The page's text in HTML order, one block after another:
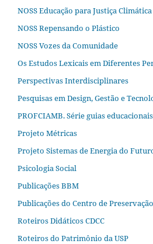
NOSS Educação para Justiça Climática
NOSS Repensando o Plástico
NOSS Vozes da Comunidade
Os Estudos Lexicais em Diferentes
Perspectivas Interdisciplinares
Pesquisas em Design, Gestão e
PROFCIAMB. Série guias educacionais
Projeto Métricas
Projeto Sistemas de Energia do
Psicologia Social
Publicações BBM
Publicações do Centro de
Roteiros Didáticos CDCC
Roteiros do Patrimônio da USP